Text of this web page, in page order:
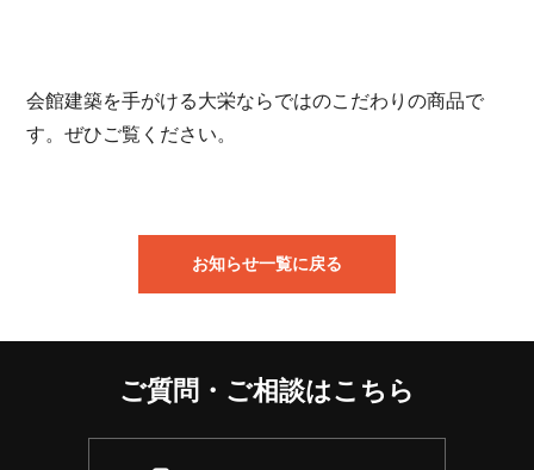
会館建築を手がける大栄ならではのこだわりの商品で
す。ぜひご覧ください。
お知らせ一覧に戻る
ご質問・ご相談はこちら